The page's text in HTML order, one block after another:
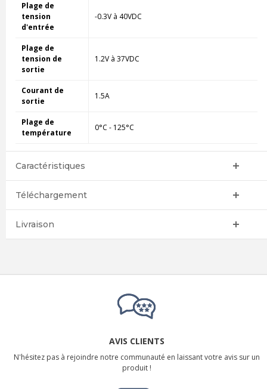
Plage de
tension
d'entrée
-0.3V à 40VDC
Plage de
tension de
sortie
1.2V à 37VDC
Courant de
sortie
1.5A
Plage de
température
0°C - 125°C
Caractéristiques
Téléchargement
Livraison
AVIS CLIENTS
N'hésitez pas à rejoindre notre communauté en laissant votre avis sur un
produit !